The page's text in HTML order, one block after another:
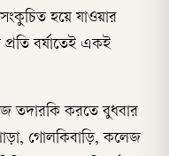
হয়ে যাওয়ার
বর্ষাতেই একই
তদারকি করতে বুধবার
গোলকিবাড়ি, কলেজ